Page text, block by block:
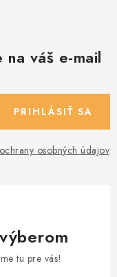
váš e-mail
osobných údajov
PRIHLÁSIŤ SA
tu pre vás!